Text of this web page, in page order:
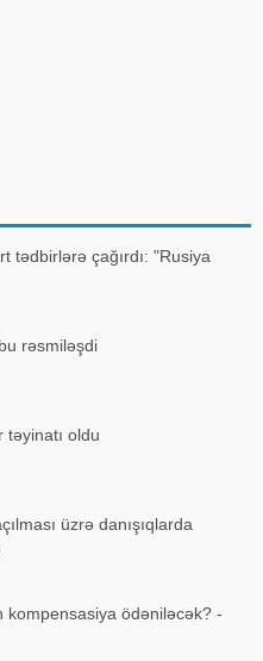
tədbirlərə çağırdı: "Rusiya
rəsmiləşdi
təyinatı oldu
üzrə danışıqlarda
kompensasiya ödəniləcək? -